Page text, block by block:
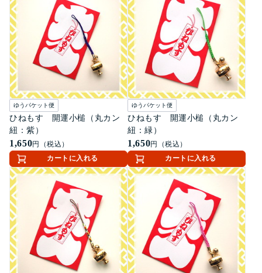
ゆうパケット便
ひねもす 開運小槌（丸カン
紐：紫）
1,650円（税込）
カートに入れる
ゆうパケット便
ひねもす 開運小槌（丸カン
紐：緑）
1,650円（税込）
カートに入れる